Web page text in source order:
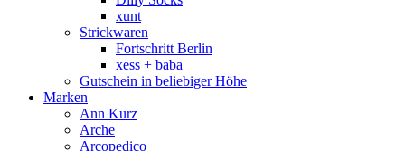
xunt
Strickwaren
Fortschritt Berlin
xess + baba
Gutschein in beliebiger Höhe
Marken
Ann Kurz
Arche
Arcopedico